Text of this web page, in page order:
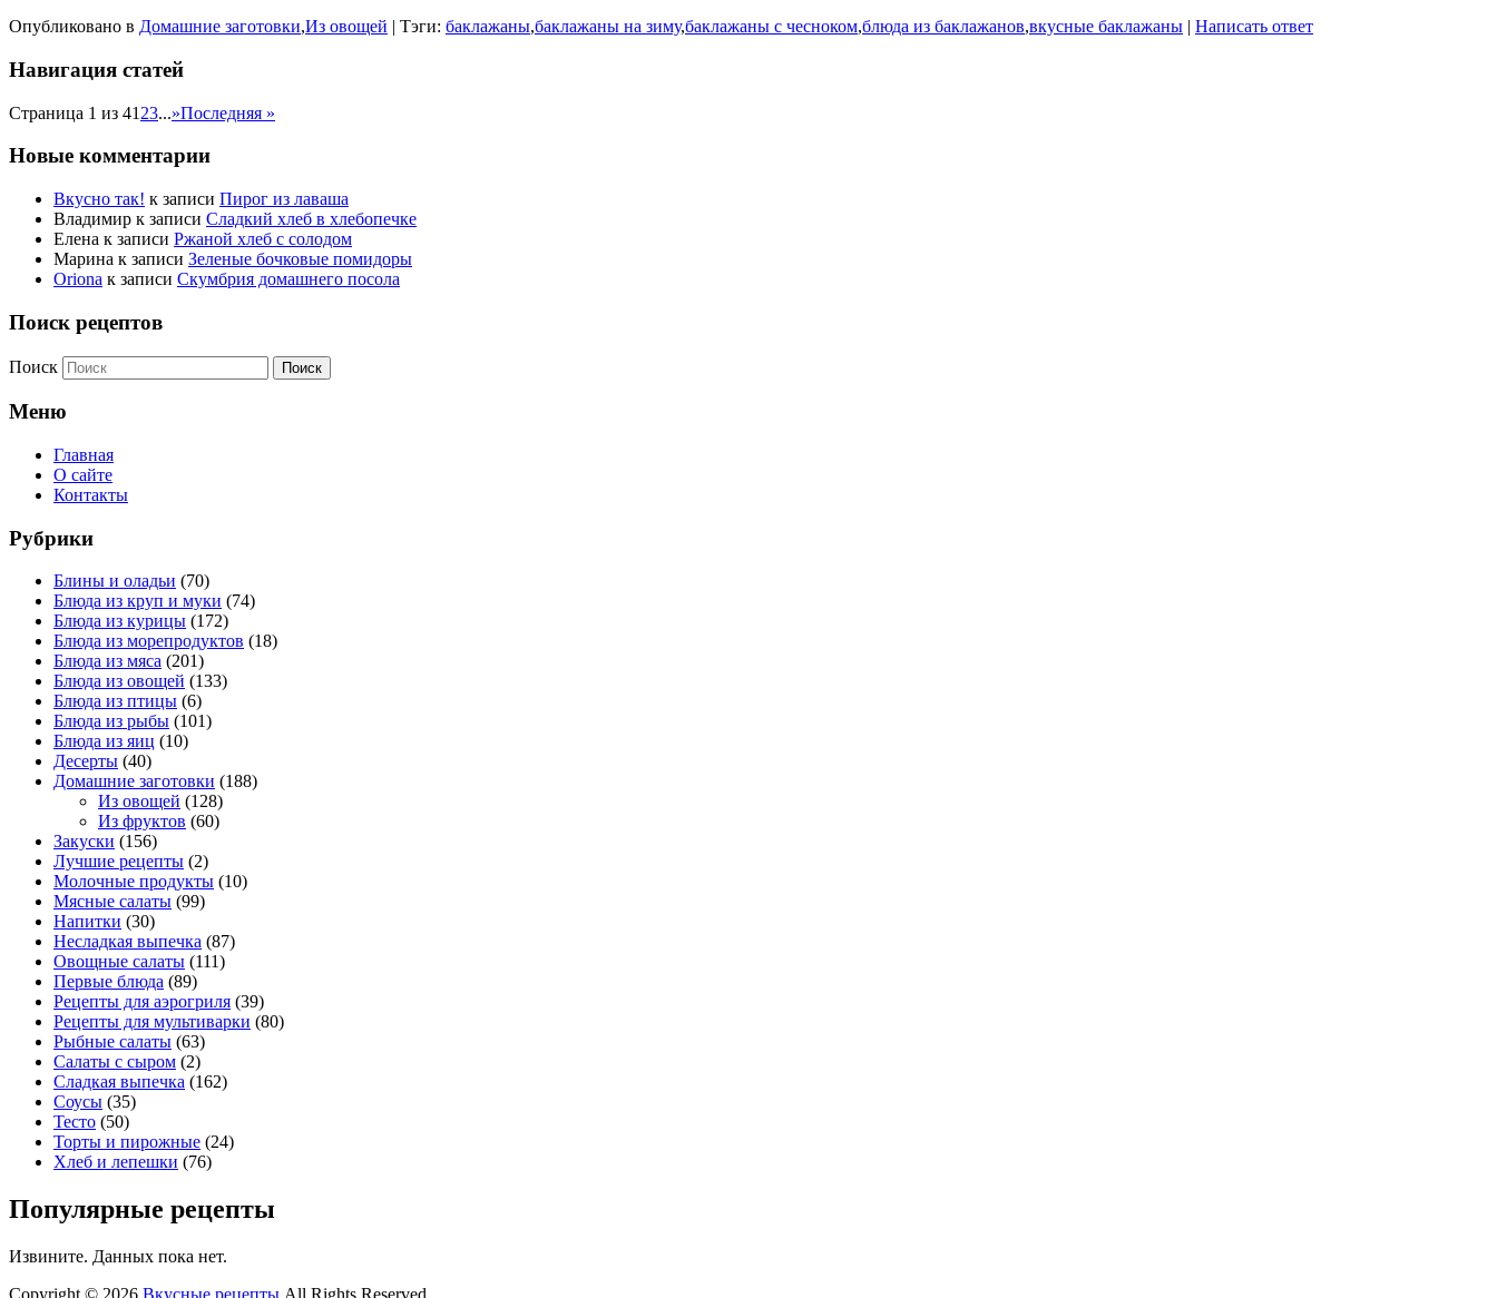
Опубликовано в Домашние заготовки,Из овощей | Тэги: баклажаны,баклажаны на зиму,баклажаны с чесноком,блюда из баклажанов,вкусные баклажаны | Написать ответ
Навигация статей
Страница 1 из 41 23...»Последняя »
Новые комментарии
Вкусно так! к записи Пирог из лаваша
Владимир к записи Сладкий хлеб в хлебопечке
Елена к записи Ржаной хлеб с солодом
Марина к записи Зеленые бочковые помидоры
Oriona к записи Скумбрия домашнего посола
Поиск рецептов
Поиск
Меню
Главная
О сайте
Контакты
Рубрики
Блины и оладьи (70)
Блюда из круп и муки (74)
Блюда из курицы (172)
Блюда из морепродуктов (18)
Блюда из мяса (201)
Блюда из овощей (133)
Блюда из птицы (6)
Блюда из рыбы (101)
Блюда из яиц (10)
Десерты (40)
Домашние заготовки (188)
Из овощей (128)
Из фруктов (60)
Закуски (156)
Лучшие рецепты (2)
Молочные продукты (10)
Мясные салаты (99)
Напитки (30)
Несладкая выпечка (87)
Овощные салаты (111)
Первые блюда (89)
Рецепты для аэрогриля (39)
Рецепты для мультиварки (80)
Рыбные салаты (63)
Салаты с сыром (2)
Сладкая выпечка (162)
Соусы (35)
Тесто (50)
Торты и пирожные (24)
Хлеб и лепешки (76)
Популярные рецепты
Извините. Данных пока нет.